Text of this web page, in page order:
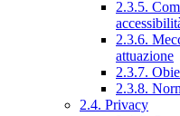
2.3.5.
2.3.6.
attuazione
2.3.7.
2.3.8.
2.4. Privacy